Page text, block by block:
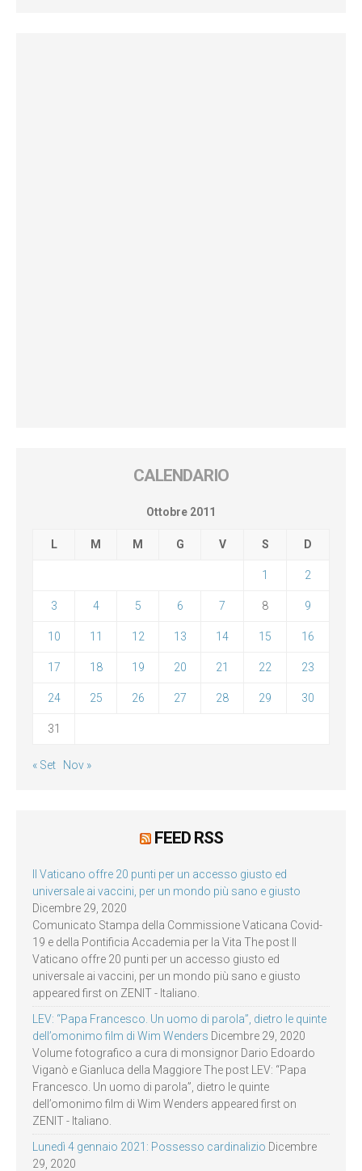
CALENDARIO
Ottobre 2011
L M M G V S D
1 2
3 4 5 6 7 8 9
10 11 12 13 14 15 16
17 18 19 20 21 22 23
24 25 26 27 28 29 30
31
« Set Nov »
FEED RSS
Il Vaticano offre 20 punti per un accesso giusto ed
universale ai vaccini, per un mondo più sano e giusto
Dicembre 29, 2020
Comunicato Stampa della Commissione Vaticana Covid-
19 e della Pontificia Accademia per la Vita The post Il
Vaticano offre 20 punti per un accesso giusto ed
universale ai vaccini, per un mondo più sano e giusto
appeared first on ZENIT - Italiano.
LEV: “Papa Francesco. Un uomo di parola”, dietro le quinte
dell’omonimo film di Wim Wenders Dicembre 29, 2020
Volume fotografico a cura di monsignor Dario Edoardo
Viganò e Gianluca della Maggiore The post LEV: “Papa
Francesco. Un uomo di parola”, dietro le quinte
dell’omonimo film di Wim Wenders appeared first on
ZENIT - Italiano.
Lunedì 4 gennaio 2021: Possesso cardinalizio Dicembre
29, 2020